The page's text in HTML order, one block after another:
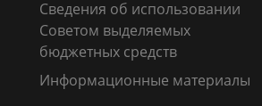
Сведения об использовании
Советом выделяемых
бюджетных средств
Информационные материалы